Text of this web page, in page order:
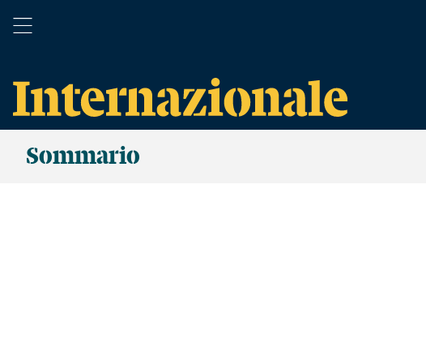
Sommario